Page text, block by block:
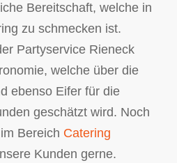
Bereitschaft, welche in
zu schmecken ist.
Partyservice Rieneck
welche über die
ebenso Eifer für die
geschätzt wird. Noch
Bereich Catering
Kunden gerne.